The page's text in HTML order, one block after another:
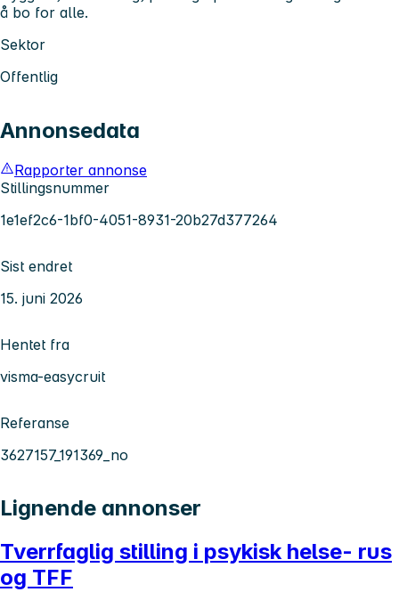
å bo for alle.
Sektor
Offentlig
Annonsedata
Rapporter annonse
Stillingsnummer
1e1ef2c6-1bf0-4051-8931-20b27d377264
Sist endret
15. juni 2026
Hentet fra
visma-easycruit
Referanse
3627157_191369_no
Lignende annonser
Tverrfaglig stilling i psykisk helse- rus
og TFF